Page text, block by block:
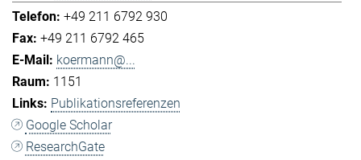
+49 211 6792 930
+49 211 6792 465
koermann@...
1151
Publikationsreferenzen
Google Scholar
ResearchGate